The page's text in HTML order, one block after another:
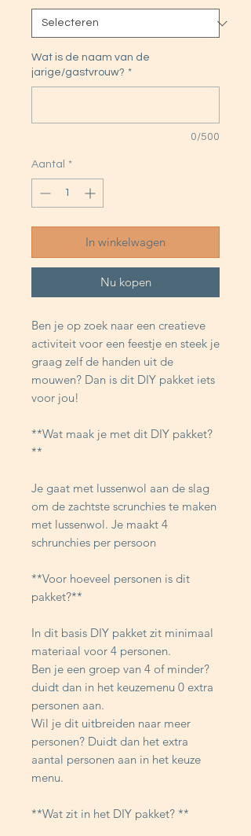
Wat is de naam van de
jarige/gastvrouw? *
0/500
Aantal *
In winkelwagen
Nu kopen
Ben je op zoek naar een creatieve
activiteit voor een feestje en steek je
graag zelf de handen uit de
mouwen? Dan is dit DIY pakket iets
voor jou!
**Wat maak je met dit DIY pakket?
**
Je gaat met lussenwol aan de slag
om de zachtste scrunchies te maken
met lussenwol. Je maakt 4
schrunchies per persoon
**Voor hoeveel personen is dit
pakket?**
In dit basis DIY pakket zit minimaal
materiaal voor 4 personen.
Ben je een groep van 4 of minder?
duidt dan in het keuzemenu 0 extra
personen aan.
Wil je dit uitbreiden naar meer
personen? Duidt dan het extra
aantal personen aan in het keuze
menu.
**Wat zit in het DIY pakket? **